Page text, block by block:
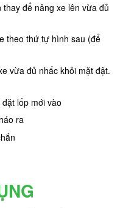
để nâng xe lên vừa đủ
theo thứ tự hình sau (để
vừa đủ nhấc khỏi mặt đật.
lốp mới vào
ra